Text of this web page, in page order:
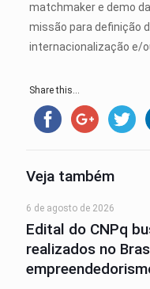
matchmaker e demo
missão para definição
internacionalização e/
Share this...
Veja também
6 de agosto de 2026
Edital do CNPq
realizados no